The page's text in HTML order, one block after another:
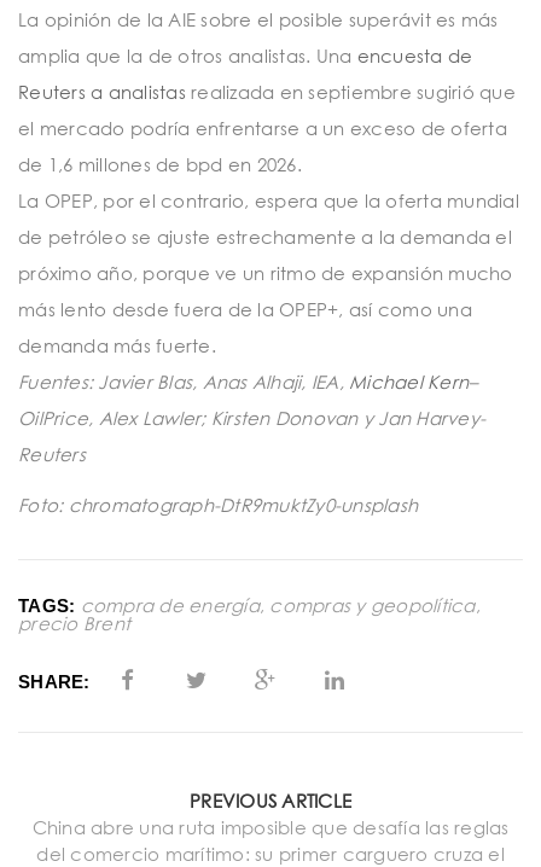
La opinión de la AIE sobre el posible superávit es más
amplia que la de otros analistas. Una encuesta de
Reuters a analistas realizada en septiembre sugirió que
el mercado podría enfrentarse a un exceso de oferta
de 1,6 millones de bpd en 2026.
La OPEP, por el contrario, espera que la oferta mundial
de petróleo se ajuste estrechamente a la demanda el
próximo año, porque ve un ritmo de expansión mucho
más lento desde fuera de la OPEP+, así como una
demanda más fuerte.
Fuentes: Javier Blas, Anas Alhaji, IEA, Michael Kern–
OilPrice, Alex Lawler; Kirsten Donovan y Jan Harvey-
Reuters
Foto: chromatograph-DtR9muktZy0-unsplash
TAGS: compra de energía, compras y geopolítica,
precio Brent
SHARE:
PREVIOUS ARTICLE
China abre una ruta imposible que desafía las reglas
del comercio marítimo: su primer carguero cruza el